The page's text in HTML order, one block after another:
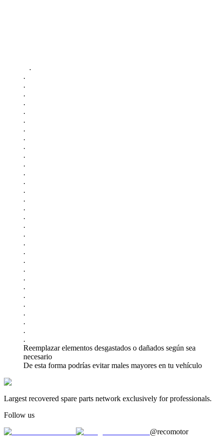
.
.
.
.
.
.
.
.
.
.
.
.
.
.
.
.
.
.
.
.
.
.
.
.
.
.
.
.
.
.
.
.
Reemplazar elementos desgastados o dañados según sea
necesario
De esta forma podrías evitar males mayores en tu vehículo
Largest recovered spare parts network exclusively for professionals.
Follow us
@recomotor